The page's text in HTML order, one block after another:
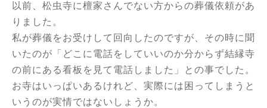
以前、松虫寺に檀家さんでない方からの葬儀依頼があ
りました。
私が葬儀をお受けして回向したのですが、その時に聞
いたのが「どこに電話をしていいのか分からず結縁寺
の前にある看板を見て電話しました」との事でした。
お寺はいっぱいあるけれど、実際には困ってしまうと
いうのが実情ではないしょうか。